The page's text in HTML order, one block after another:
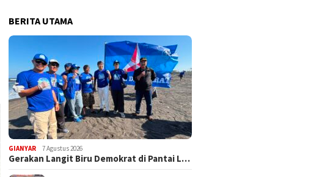
BERITA UTAMA
GIANYAR 7 Agustus 2026
Gerakan Langit Biru Demokrat di Pantai L…